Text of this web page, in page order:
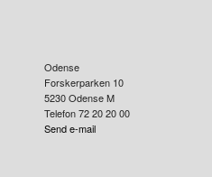
Odense
Forskerparken 10
5230 Odense M
Telefon 72 20 20 00
Send e-mail